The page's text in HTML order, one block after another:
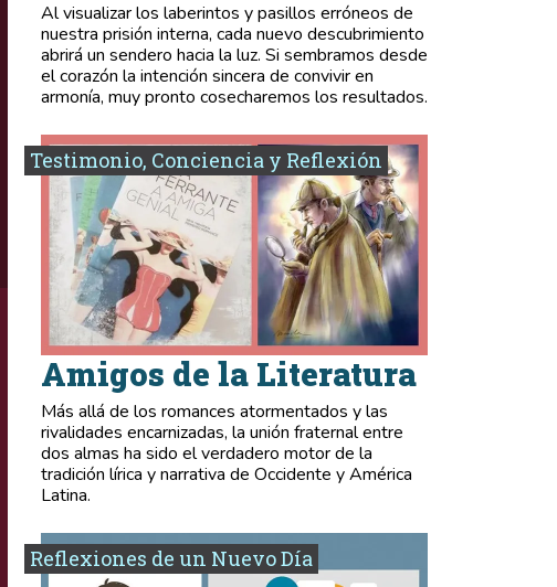
Al visualizar los laberintos y pasillos erróneos de
nuestra prisión interna, cada nuevo descubrimiento
abrirá un sendero hacia la luz. Si sembramos desde
el corazón la intención sincera de convivir en
armonía, muy pronto cosecharemos los resultados.
Testimonio, Conciencia y Reflexión
Amigos de la Literatura
Más allá de los romances atormentados y las
rivalidades encarnizadas, la unión fraternal entre
dos almas ha sido el verdadero motor de la
tradición lírica y narrativa de Occidente y América
Latina.
Reflexiones de un Nuevo Día